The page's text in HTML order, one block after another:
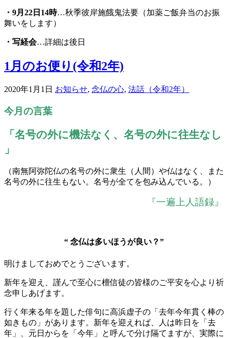
・ 9月22日14時…秋季彼岸施餓鬼法要（加薬ご飯弁当のお振
舞いをします）
・写経会…詳細は後日
1月のお便り(令和2年)
2020年1月1日 お知らせ, 念仏の心, 法話（令和2年）
今月の言葉
「名号の外に機法なく、名号の外に往生なし
」
（南無阿弥陀仏の名号の外に衆生（人間）や仏はなく、また
名号の外に往生もない。名号が全てを包み込んでいる。）
『一遍上人語録』
“ 念仏は多いほうが良い？”
明けましておめでとうございます。
新年を迎え、謹んで至心に檀信徒の皆様のご平安を心より祈
念申しあげます。
行く年来る年を題した俳句に高浜虚子の「去年今年貫く棒の
如きもの」があります。新年を迎えれば、人は昨日を「去
年」、元日からを「今年」と呼んで分け隔てますが、実際に